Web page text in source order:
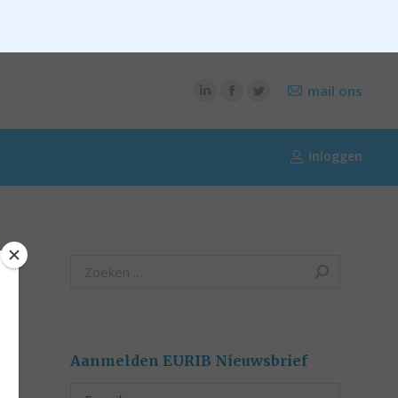
mail ons
Inloggen
Search:
Aanmelden EURIB Nieuwsbrief